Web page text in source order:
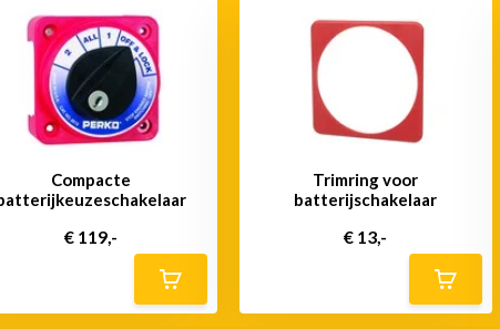
Compacte
€ 119,-
Trimring voor
batterijschakelaar
€ 13,-